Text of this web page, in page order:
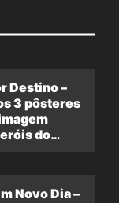
Destino –
3 pôsteres
do
Novo Dia –